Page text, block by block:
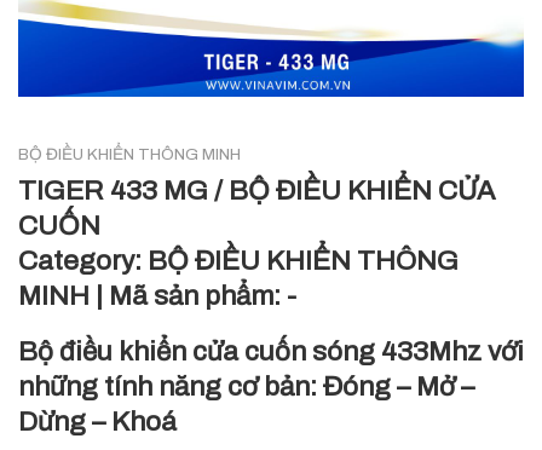
BỘ ĐIỀU KHIỂN THÔNG MINH
TIGER 433 MG / BỘ ĐIỀU KHIỂN CỬA
CUỐN
Category: BỘ ĐIỀU KHIỂN THÔNG
MINH
Mã sản phẩm: -
Bộ điều khiển cửa cuốn sóng 433Mhz với
những tính năng cơ bản: Đóng – Mở –
Dừng – Khoá